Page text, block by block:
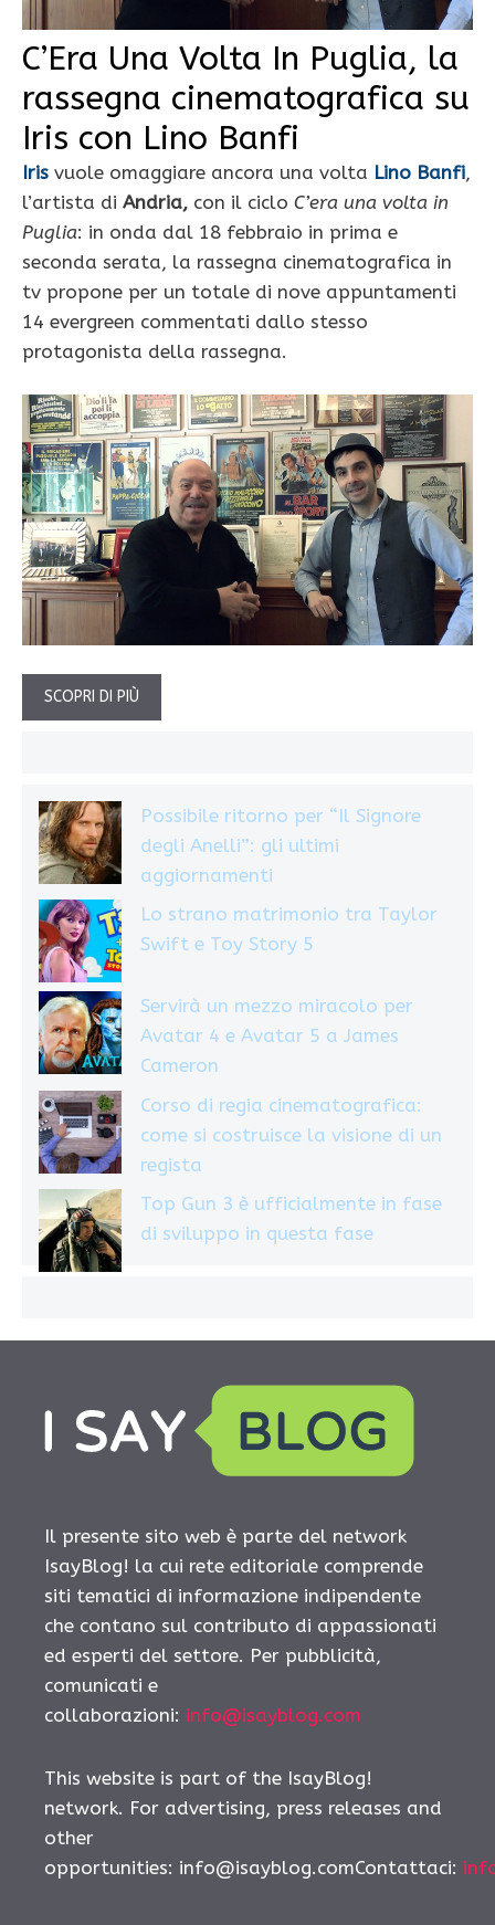
C’Era Una Volta In Puglia, la
rassegna cinematografica su
Iris con Lino Banfi
Iris vuole omaggiare ancora una volta Lino Banfi,
l’artista di Andria, con il ciclo C’era una volta in
Puglia: in onda dal 18 febbraio in prima e
seconda serata, la rassegna cinematografica in
tv propone per un totale di nove appuntamenti
14 evergreen commentati dallo stesso
protagonista della rassegna.
SCOPRI DI PIÙ
Possibile ritorno per “Il Signore
degli Anelli”: gli ultimi
aggiornamenti
Lo strano matrimonio tra Taylor
Swift e Toy Story 5
Servirà un mezzo miracolo per
Avatar 4 e Avatar 5 a James
Cameron
Corso di regia cinematografica:
come si costruisce la visione di un
regista
Top Gun 3 è ufficialmente in fase
di sviluppo in questa fase
Il presente sito web è parte del network
IsayBlog! la cui rete editoriale comprende
siti tematici di informazione indipendente
che contano sul contributo di appassionati
ed esperti del settore. Per pubblicità,
comunicati e
collaborazioni: info@isayblog.com
This website is part of the IsayBlog!
network. For advertising, press releases and
other
opportunities: info@isayblog.comContattaci: